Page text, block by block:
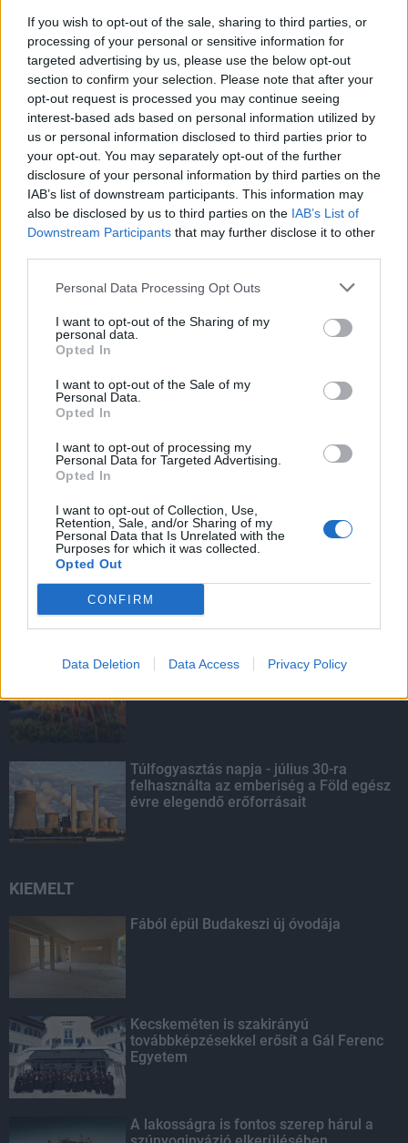
If you wish to opt-out of the sale, sharing to third parties, or
processing of your personal or sensitive information for
targeted advertising by us, please use the below opt-out
section to confirm your selection. Please note that after your
opt-out request is processed you may continue seeing
interest-based ads based on personal information utilized by
us or personal information disclosed to third parties prior to
your opt-out. You may separately opt-out of the further
disclosure of your personal information by third parties on the
IAB’s list of downstream participants. This information may
also be disclosed by us to third parties on the IAB’s List of
Downstream Participants that may further disclose it to other
Personal Data Processing Opt Outs
I want to opt-out of the Sharing of my
personal data.
Opted In
I want to opt-out of the Sale of my
Personal Data.
Opted In
I want to opt-out of processing my
Personal Data for Targeted Advertising.
Opted In
I want to opt-out of Collection, Use,
Retention, Sale, and/or Sharing of my
Personal Data that Is Unrelated with the
Purposes for which it was collected.
Opted Out
CONFIRM
Data Deletion Data Access Privacy Policy
Országos
Kecskeméten is szakirányú
továbbképzésekkel erősít a Gál Ferenc
Egyetem
Országos
A lakosságra is fontos szerep hárul a
szúnyoginvázió elkerülésében
HIRDETÉS
HIRDETÉS
HIRDETÉS
LEGOLVASOTTABB
Agrometeorológia: ismét lendületet
Túlfogyasztás napja - július 30-ra
felhasználta az emberiség a Föld egész
évre elegendő erőforrásait
KIEMELT
Fából épül Budakeszi új óvodája
Kecskeméten is szakirányú
továbbképzésekkel erősít a Gál Ferenc
Egyetem
A lakosságra is fontos szerep hárul a